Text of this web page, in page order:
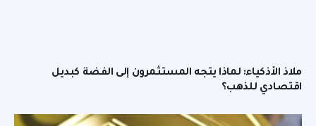
ملاذ الأذكياء: لماذا يتجه المستثمرون إلى الفضة كبديل
اقتصادي للذهب؟